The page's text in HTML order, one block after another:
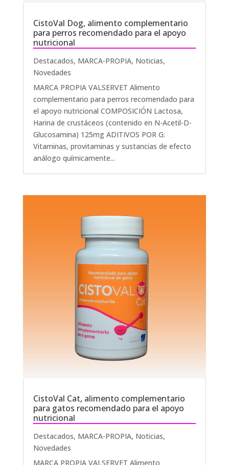
CistoVal Dog, alimento complementario
para perros recomendado para el apoyo
nutricional
Destacados, MARCA-PROPIA, Noticias,
Novedades
MARCA PROPIA VALSERVET Alimento
complementario para perros recomendado para
el apoyo nutricional COMPOSICIÓN Lactosa,
Harina de crustáceos (contenido en N-Acetil-D-
Glucosamina) 125mg ADITIVOS POR G:
Vitaminas, provitaminas y sustancias de efecto
análogo químicamente...
CistoVal Cat, alimento complementario
para gatos recomendado para el apoyo
nutricional
Destacados, MARCA-PROPIA, Noticias,
Novedades
MARCA PROPIA VALSERVET Alimento